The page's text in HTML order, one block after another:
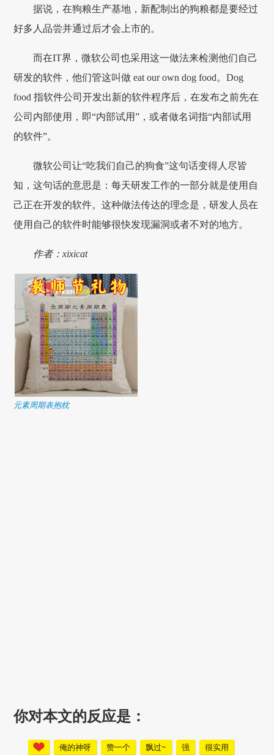
据说，在狗粮生产基地，新配制出的狗粮都是要经过
好多人品尝并通过后才会上市的。
而在IT界，微软公司也采用这一做法来检测他们自己
研发的软件，他们管这叫做 eat our own dog food。Dog
food 指软件公司开发出新的软件程序后，在发布之前先在
公司内部使用，即“内部试用”，或者做名词指“内部试用
的软件”。
微软公司让“吃我们自己的狗食”这句话变得人尽皆
知，这句话的意思是：每天研发工作的一部分就是使用自
己正在开发的软件。这种做法传达的理念是，研发人员在
使用自己的软件时能够很快发现漏洞或者不对的地方。
作者：xixicat
元素周期表抱枕
你对本文的反应是：
俺的神呀 赞一个 飘过~ 强 很实用